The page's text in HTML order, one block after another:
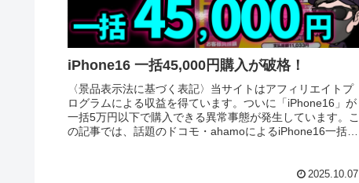
iPhone16 一括45,000円購入が破格！
〈景品表示法に基づく表記〉当サイトはアフィリエイトプ
ログラムによる収益を得ています。ついに「iPhone16」が
一括5万円以下で購入できる異常事態が発生しています。こ
の記事では、話題のドコモ・ahamoによるiPhone16一括購
2025.10.07